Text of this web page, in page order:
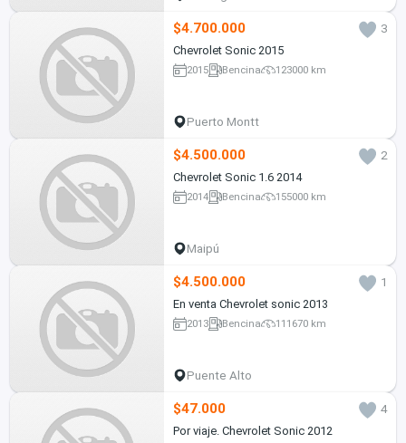
$4.700.000
3
Chevrolet Sonic 2015
2015 Bencina 123000 km
Puerto Montt
$4.500.000
2
Chevrolet Sonic 1.6 2014
2014 Bencina 155000 km
Maipú
$4.500.000
1
En venta Chevrolet sonic 2013
2013 Bencina 111670 km
Puente Alto
$47.000
4
Por viaje. Chevrolet Sonic 2012